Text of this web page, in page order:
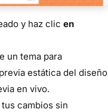
y haz clic en
un tema para
estática del diseño
en vivo.
cambios sin